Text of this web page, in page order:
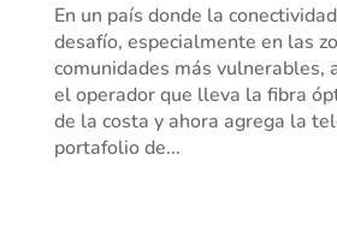
En un país donde la
desafío, especialmente en las
comunidades más vulnerables,
el operador que lleva la fibra
de la costa y ahora agrega la
portafolio de...